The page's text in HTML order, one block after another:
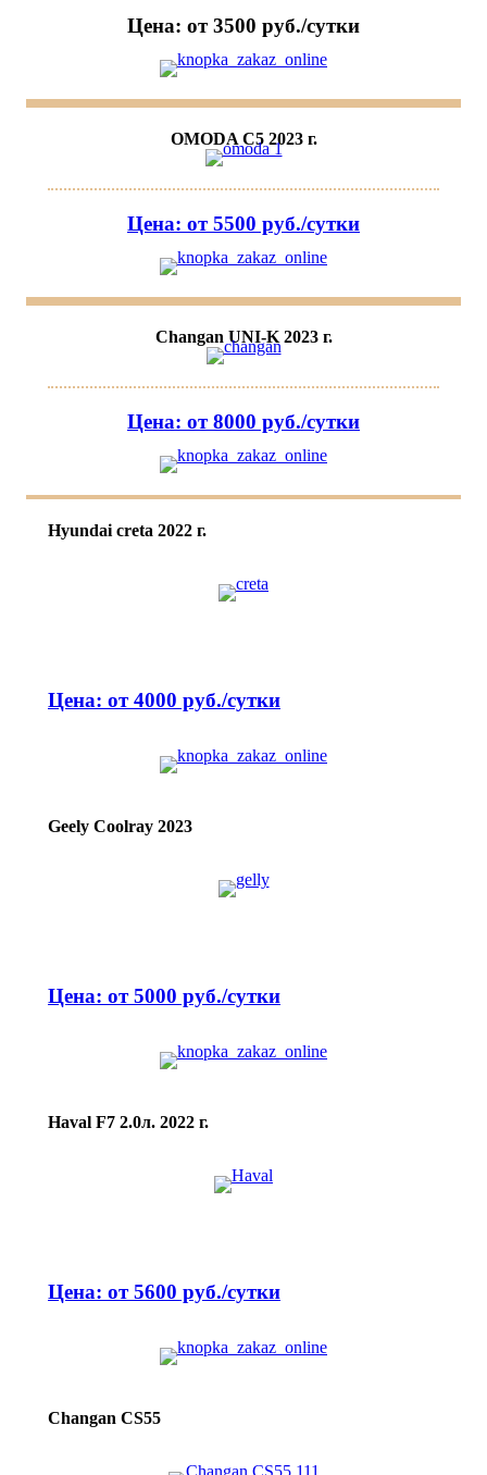
Цена: от 3500 руб./сутки
OMODA C5 2023 г.
Цена: от 5500 руб./сутки
Changan UNI-K 2023 г.
Цена: от 8000 руб./сутки
Hyundai creta 2022 г.
Цена: от 4000 руб./сутки
Geely Coolray 2023
Цена: от 5000 руб./сутки
Haval F7 2.0л. 2022 г.
Цена: от 5600 руб./сутки
Changan CS55